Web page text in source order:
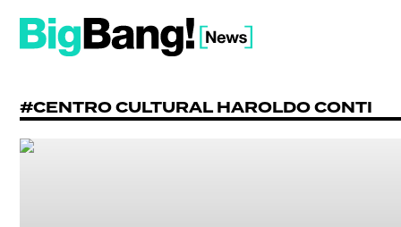
#CENTRO CULTURAL HAROLDO CONTI